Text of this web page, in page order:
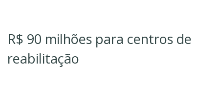
R$ 90 milhões para centros de
reabilitação